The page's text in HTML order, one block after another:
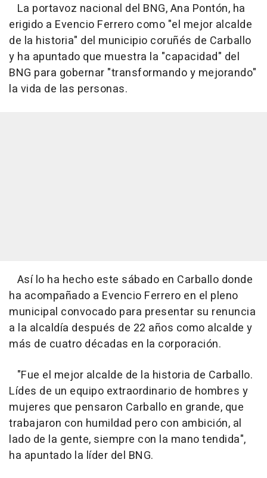
La portavoz nacional del BNG, Ana Pontón, ha
erigido a Evencio Ferrero como "el mejor alcalde
de la historia" del municipio coruñés de Carballo
y ha apuntado que muestra la "capacidad" del
BNG para gobernar "transformando y mejorando"
la vida de las personas.
Así lo ha hecho este sábado en Carballo donde
ha acompañado a Evencio Ferrero en el pleno
municipal convocado para presentar su renuncia
a la alcaldía después de 22 años como alcalde y
más de cuatro décadas en la corporación.
"Fue el mejor alcalde de la historia de Carballo.
Lídes de un equipo extraordinario de hombres y
mujeres que pensaron Carballo en grande, que
trabajaron con humildad pero con ambición, al
lado de la gente, siempre con la mano tendida",
ha apuntado la líder del BNG.